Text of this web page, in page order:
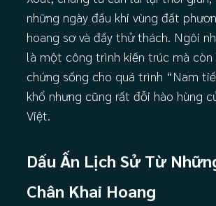
những ngày đầu khi vùng đất
hoang sơ và đầy thử thách. Ngôi
là một công trình kiến trúc mà còn
chứng sống cho quá trình “Nam
khổ nhưng cũng rất đỗi hào hùng
Việt.
Dấu Ấn Lịch Sử Từ
Chân Khai Hoang